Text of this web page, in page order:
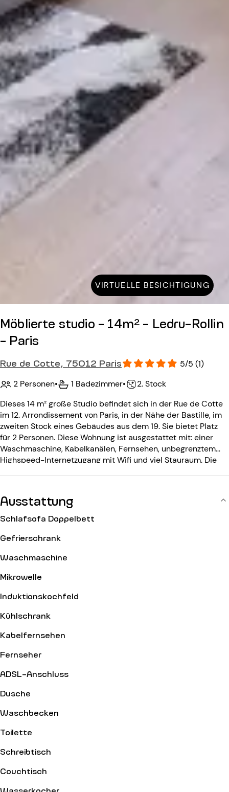
VIRTUELLE BESICHTIGUNG
Möblierte studio - 14m² - Ledru-Rollin
- Paris
Rue de Cotte, 75012 Paris
5/5 (1)
2 Personen• 1 Badezimmer•
2. Stock
Dieses 14 m² große Studio befindet sich in der Rue de Cotte
im 12. Arrondissement von Paris, in der Nähe der Bastille, im
zweiten Stock eines Gebäudes aus dem 19. Sie bietet Platz
für 2 Personen. Diese Wohnung ist ausgestattet mit: einer
Waschmaschine, Kabelkanälen, Fernsehen, unbegrenztem
Highspeed-Internetzugang mit Wifi und viel Stauraum. Die
Ausstattung
Schlafsofa Doppelbett
Gefrierschrank
Waschmaschine
Mikrowelle
Induktionskochfeld
Kühlschrank
Kabelfernsehen
Fernseher
ADSL-Anschluss
Dusche
Waschbecken
Toilette
Schreibtisch
Couchtisch
Wasserkocher